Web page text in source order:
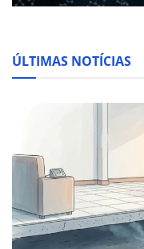
ÚLTIMAS NOTÍCIAS